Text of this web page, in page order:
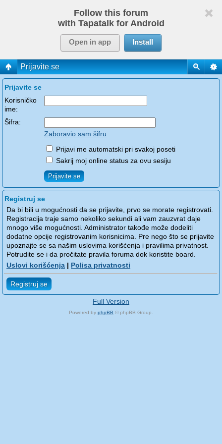
Follow this forum
with Tapatalk for Android
Open in app Install
Prijavite se
Prijavite se
Korisničko
ime:
Šifra:
Zaboravio sam šifru
Prijavi me automatski pri svakoj poseti
Sakrij moj online status za ovu sesiju
Registruj se
Da bi bili u mogućnosti da se prijavite, prvo se morate registrovati.
Registracija traje samo nekoliko sekundi ali vam zauzvrat daje
mnogo više mogućnosti. Administrator takođe može dodeliti
dodatne opcije registrovanim korisnicima. Pre nego što se prijavite
upoznajte se sa našim uslovima korišćenja i pravilima privatnost.
Potrudite se i da pročitate pravila foruma dok koristite board.
Uslovi korišćenja | Polisa privatnosti
Registruj se
Full Version
Powered by phpBB © phpBB Group.